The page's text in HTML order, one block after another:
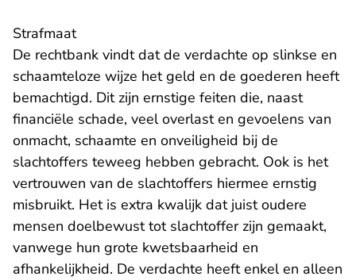
Strafmaat
De rechtbank vindt dat de verdachte op slinkse en
schaamteloze wijze het geld en de goederen heeft
bemachtigd. Dit zijn ernstige feiten die, naast
financiële schade, veel overlast en gevoelens van
onmacht, schaamte en onveiligheid bij de
slachtoffers teweeg hebben gebracht. Ook is het
vertrouwen van de slachtoffers hiermee ernstig
misbruikt. Het is extra kwalijk dat juist oudere
mensen doelbewust tot slachtoffer zijn gemaakt,
vanwege hun grote kwetsbaarheid en
afhankelijkheid. De verdachte heeft enkel en alleen